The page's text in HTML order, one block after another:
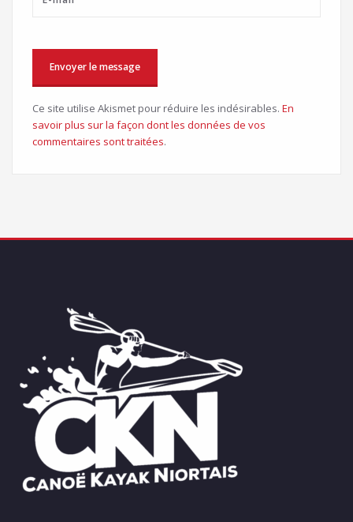
Ce site utilise Akismet pour réduire les indésirables. En
savoir plus sur la façon dont les données de vos
commentaires sont traitées.